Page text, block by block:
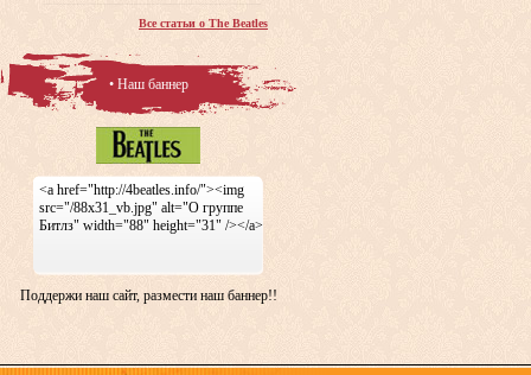
Все статьи о The Beatles
• Наш баннер
<a href="http://4beatles.info/"><img
src="/88x31_vb.jpg" alt="О группе
Битлз" width="88" height="31" /></a>
Поддержи наш сайт, размести наш баннер!!